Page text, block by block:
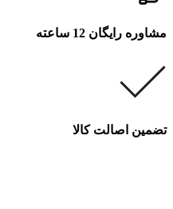
مشاوره رایگان 12 ساعته
تضمین اصالت کالا